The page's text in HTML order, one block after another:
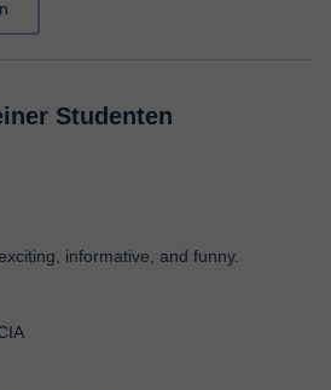
Studenten
informative, and funny.